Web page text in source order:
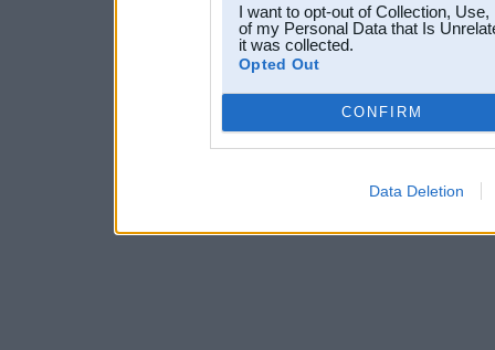
I want to opt-out of Collection,
of my Personal Data that Is
it was collected.
Opted Out
CONFIRM
Data Deletion